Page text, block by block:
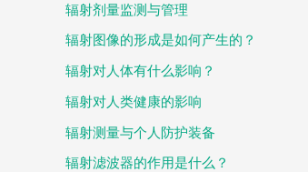
辐射剂量监测与管理
辐射图像的形成是如何产生的？
辐射对人体有什么影响？
辐射对人类健康的影响
辐射测量与个人防护装备
辐射滤波器的作用是什么？